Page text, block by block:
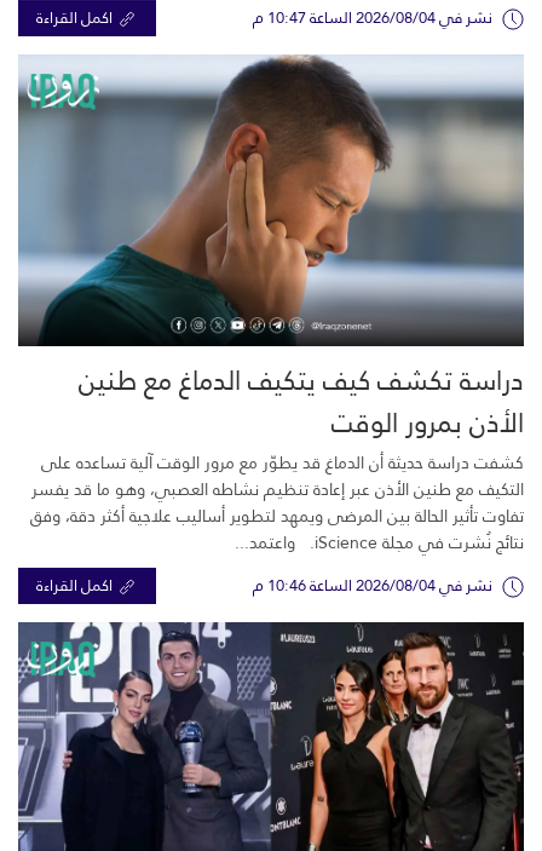
نشر في 2026/08/04 الساعة 10:47 م اكمل القراءة
دراسة تكشف كيف يتكيف الدماغ مع طنين
الأذن بمرور الوقت
كشفت دراسة حديثة أن الدماغ قد يطوّر مع مرور الوقت آلية تساعده على
التكيف مع طنين الأذن عبر إعادة تنظيم نشاطه العصبي، وهو ما قد يفسر
تفاوت تأثير الحالة بين المرضى ويمهد لتطوير أساليب علاجية أكثر دقة، وفق
نتائج نُشرت في مجلة iScience. واعتمد...
نشر في 2026/08/04 الساعة 10:46 م اكمل القراءة